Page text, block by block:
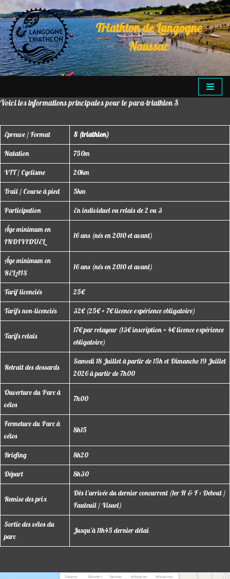
Aller
au
contenu
Triathlon de Langogne
Naussac
Voici les informations principales pour le para-triathlon S
Epreuve / Format
S (triathlon)
Natation
750m
VTT / Cyclisme
20km
Trail / Course à pied
5km
Participation
En individuel ou relais de 2 ou 3
Âge minimum en
INDIVIDUEL
16 ans (nés en 2010 et avant)
Âge minimum en
RELAIS
16 ans (nés en 2010 et avant)
Tarif licenciés
25€
Tarifs non-licenciés
32€ (25€ + 7€ licence expérience obligatoire)
Tarifs relais
17€ par relayeur (13€ inscription + 4€ licence expérience
obligatoire)
Retrait des dossards
Samedi 18 Juillet à partir de 15h et Dimanche 19 Juillet
2026 à partir de 7h00
Ouverture du Parc à
vélos
7h00
Fermeture du Parc à
vélos
8h15
Briefing
8h20
Départ
8h30
Remise des prix
Dès l’arrivée du dernier concurrent (1er H & F : Debout /
Fauteuil / Visuel)
Sortie des vélos du
parc
Jusqu’à 11h45 dernier délai